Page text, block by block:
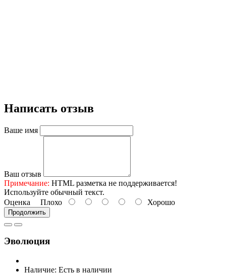
Написать отзыв
Ваше имя
Ваш отзыв
Примечание: HTML разметка не поддерживается!
Используйте обычный текст.
Оценка Плохо Хорошо
Продолжить
Эволюция
Наличие: Есть в наличии